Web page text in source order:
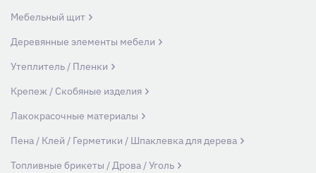
Мебельный щит
Деревянные элементы мебели
Утеплитель / Пленки
Крепеж / Скобяные изделия
Лакокрасочные материалы
Пена / Клей / Герметики / Шпаклевка для дерева
Топливные брикеты / Дрова / Уголь